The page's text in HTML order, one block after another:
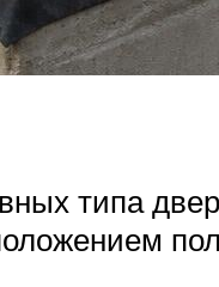
типа